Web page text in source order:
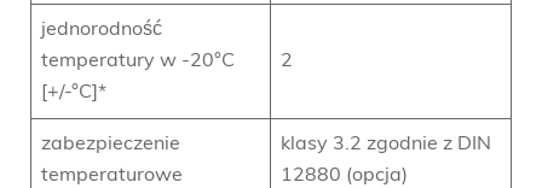
jednorodność
temperatury w -20°C
[+/-°C]*
2
zabezpieczenie
temperaturowe
klasy 3.2 zgodnie z DIN
12880 (opcja)